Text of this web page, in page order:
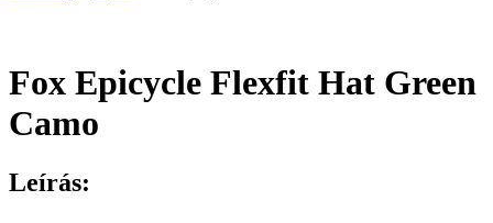
Fox Epicycle Flexfit Hat Green
Camo
Leírás: